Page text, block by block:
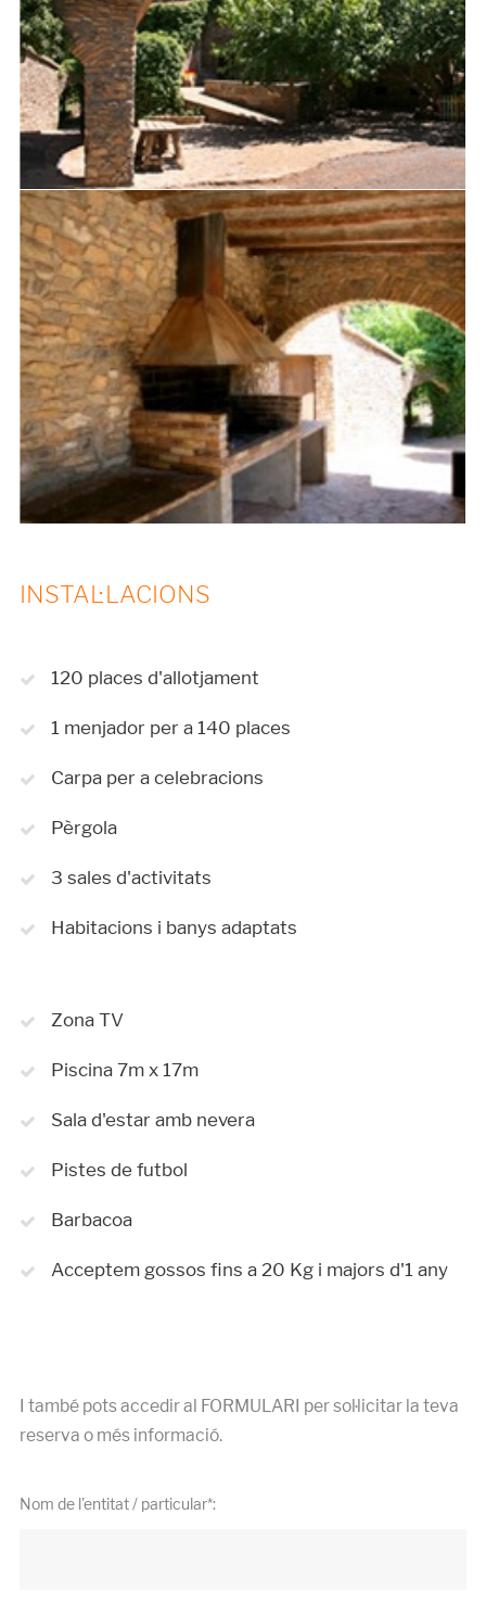
INSTAL·LACIONS
120 places d'allotjament
1 menjador per a 140 places
Carpa per a celebracions
Pèrgola
3 sales d'activitats
Habitacions i banys adaptats
Zona TV
Piscina 7m x 17m
Sala d'estar amb nevera
Pistes de futbol
Barbacoa
Acceptem gossos fins a 20 Kg i majors d'1 any
I també pots accedir al FORMULARI per sol·licitar la teva
reserva o més informació.
Nom de l'entitat / particular*: